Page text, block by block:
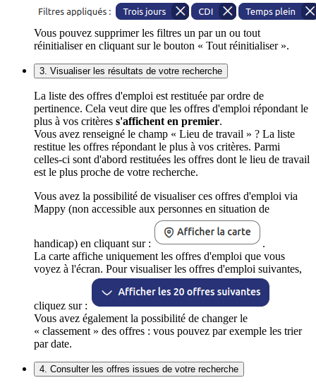
Vous pouvez supprimer les filtres un par un ou tout
réinitialiser en cliquant sur le bouton « Tout réinitialiser ».
3. Visualiser les résultats de votre recherche
La liste des offres d'emploi est restituée par ordre de
pertinence. Cela veut dire que les offres d'emploi répondant le
plus à vos critères s'affichent en premier.
Vous avez renseigné le champ « Lieu de travail » ? La liste
restitue les offres répondant le plus à vos critères. Parmi
celles-ci sont d'abord restituées les offres dont le lieu de travail
est le plus proche de votre recherche.
Vous avez la possibilité de visualiser ces offres d'emploi via
Mappy (non accessible aux personnes en situation de
handicap) en cliquant sur :
.
La carte affiche uniquement les offres d'emploi que vous
voyez à l'écran. Pour visualiser les offres d'emploi suivantes,
cliquez sur :
Vous avez également la possibilité de changer le
« classement » des offres : vous pouvez par exemple les trier
par date.
4. Consulter les offres issues de votre recherche